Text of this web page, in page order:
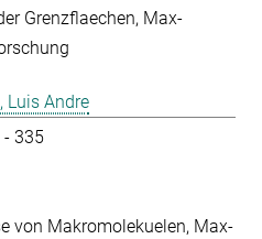
Grenzflaechen Max-
Luis Andre
- 335
von Makromolekuelen Max-